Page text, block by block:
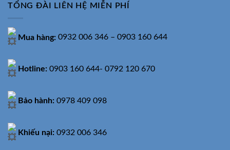
TỔNG ĐÀI LIÊN HỆ MIỄN PHÍ
Mua hàng: 0932 006 346 – 0903 160 644
Hotline: 0903 160 644- 0792 120 670
Bảo hành: 0978 409 098
Khiếu nại: 0932 006 346